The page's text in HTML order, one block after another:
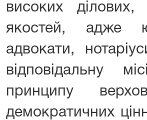
високих
якостей, адже
адвокати,
відповідальну
принципу
демократичних